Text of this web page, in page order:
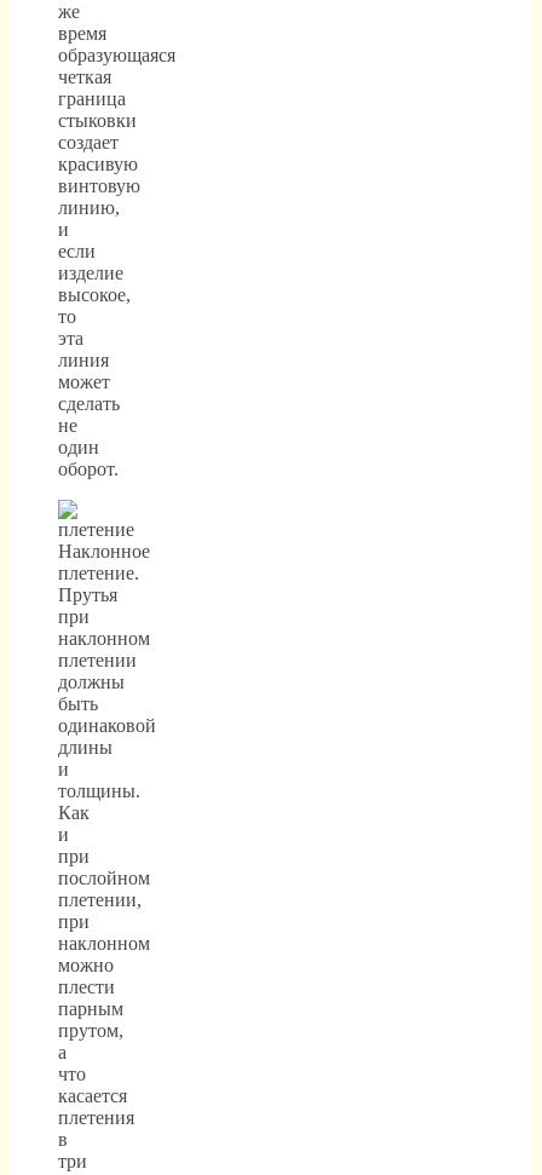
же
время
образующаяся
четкая
граница
стыковки
создает
красивую
винтовую
линию,
и
если
изделие
высокое,
то
эта
линия
может
сделать
не
один
оборот.
Наклонное
плетение.
Прутья
при
наклонном
плетении
должны
быть
одинаковой
длины
и
толщины.
Как
и
при
послойном
плетении,
при
наклонном
можно
плести
парным
прутом,
а
что
касается
плетения
в
три